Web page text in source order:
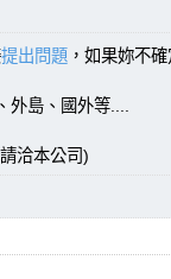
提出問題 ，如果妳不
島、國外等....
洽本公司)